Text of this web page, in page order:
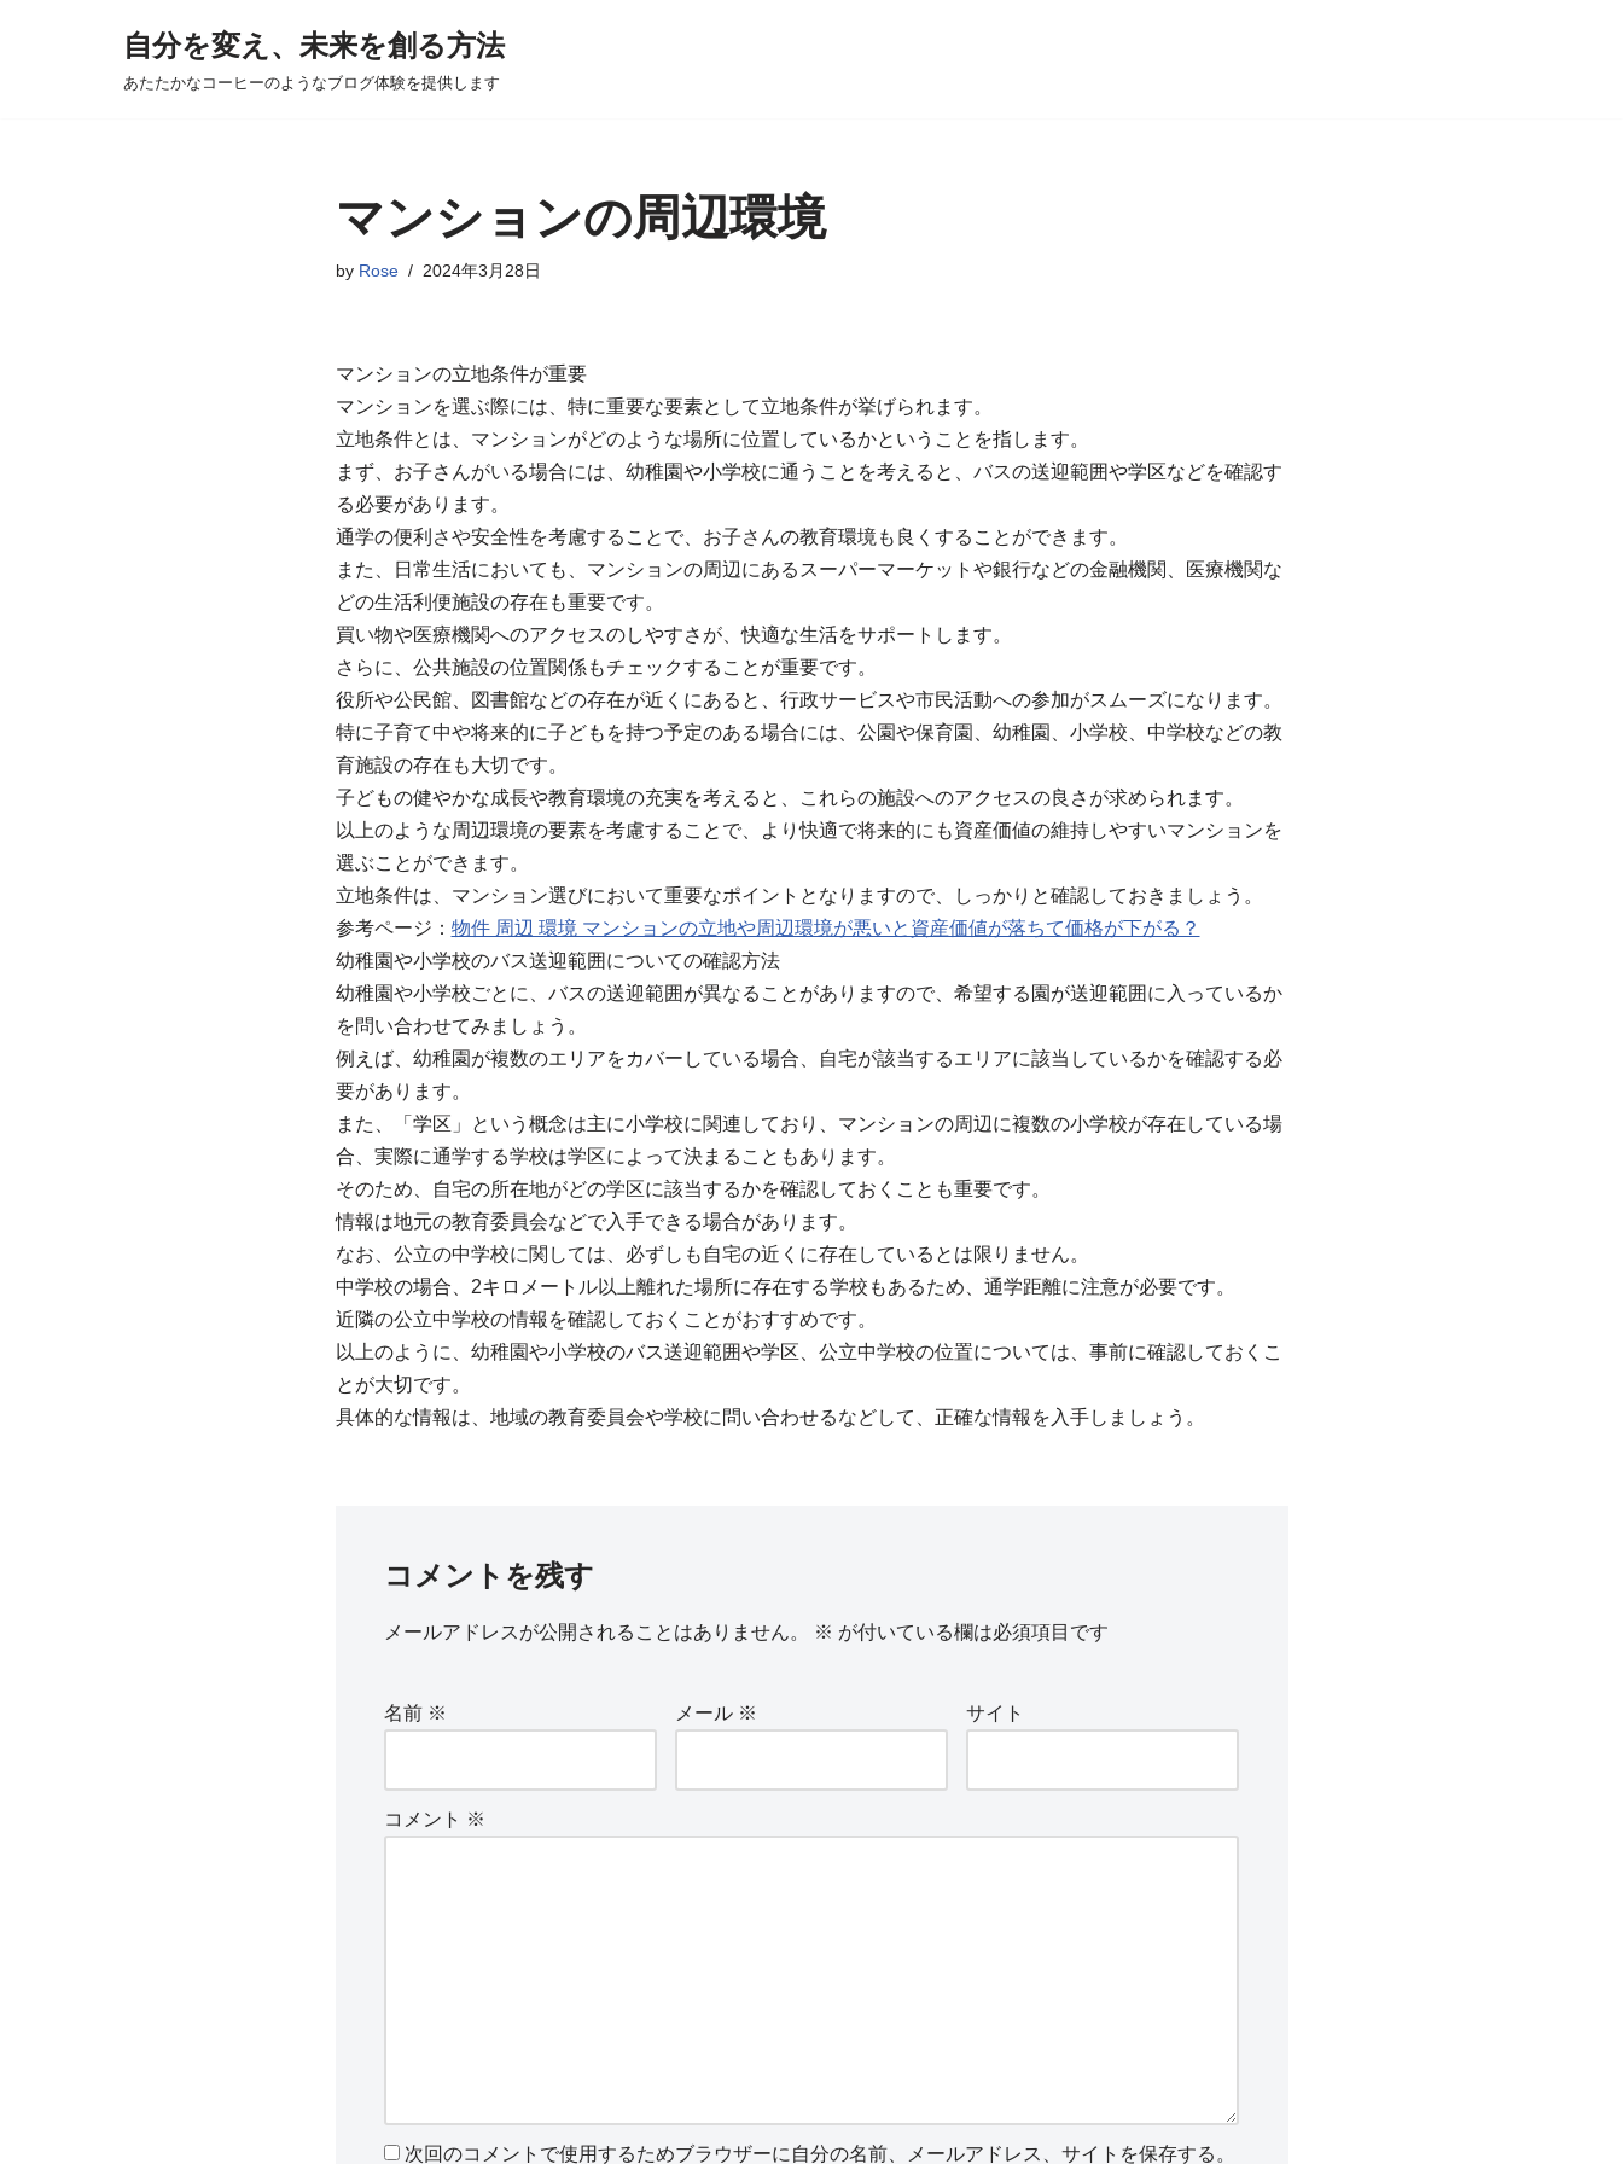
自分を変え、未来を創る方法
あたたかなコーヒーのようなブログ体験を提供します
マンションの周辺環境
by Rose 2024年3月28日
マンションの立地条件が重要
マンションを選ぶ際には、特に重要な要素として立地条件が挙げられます。
立地条件とは、マンションがどのような場所に位置しているかということを指します。
まず、お子さんがいる場合には、幼稚園や小学校に通うことを考えると、バスの送迎範囲や学区などを確認す
る必要があります。
通学の便利さや安全性を考慮することで、お子さんの教育環境も良くすることができます。
また、日常生活においても、マンションの周辺にあるスーパーマーケットや銀行などの金融機関、医療機関な
どの生活利便施設の存在も重要です。
買い物や医療機関へのアクセスのしやすさが、快適な生活をサポートします。
さらに、公共施設の位置関係もチェックすることが重要です。
役所や公民館、図書館などの存在が近くにあると、行政サービスや市民活動への参加がスムーズになります。
特に子育て中や将来的に子どもを持つ予定のある場合には、公園や保育園、幼稚園、小学校、中学校などの教
育施設の存在も大切です。
子どもの健やかな成長や教育環境の充実を考えると、これらの施設へのアクセスの良さが求められます。
以上のような周辺環境の要素を考慮することで、より快適で将来的にも資産価値の維持しやすいマンションを
選ぶことができます。
立地条件は、マンション選びにおいて重要なポイントとなりますので、しっかりと確認しておきましょう。
参考ページ： 物件 周辺 環境 マンションの立地や周辺環境が悪いと資産価値が落ちて価格が下がる？
幼稚園や小学校のバス送迎範囲についての確認方法
幼稚園や小学校ごとに、バスの送迎範囲が異なることがありますので、希望する園が送迎範囲に入っているか
を問い合わせてみましょう。
例えば、幼稚園が複数のエリアをカバーしている場合、自宅が該当するエリアに該当しているかを確認する必
要があります。
また、「学区」という概念は主に小学校に関連しており、マンションの周辺に複数の小学校が存在している場
合、実際に通学する学校は学区によって決まることもあります。
そのため、自宅の所在地がどの学区に該当するかを確認しておくことも重要です。
情報は地元の教育委員会などで入手できる場合があります。
なお、公立の中学校に関しては、必ずしも自宅の近くに存在しているとは限りません。
中学校の場合、2キロメートル以上離れた場所に存在する学校もあるため、通学距離に注意が必要です。
近隣の公立中学校の情報を確認しておくことがおすすめです。
以上のように、幼稚園や小学校のバス送迎範囲や学区、公立中学校の位置については、事前に確認しておくこ
とが大切です。
具体的な情報は、地域の教育委員会や学校に問い合わせるなどして、正確な情報を入手しましょう。
コメントを残す
メールアドレスが公開されることはありません。 ※ が付いている欄は必須項目です
名前 ※ メール ※ サイト
コメント ※
次回のコメントで使用するためブラウザーに自分の名前、メールアドレス、サイトを保存する。